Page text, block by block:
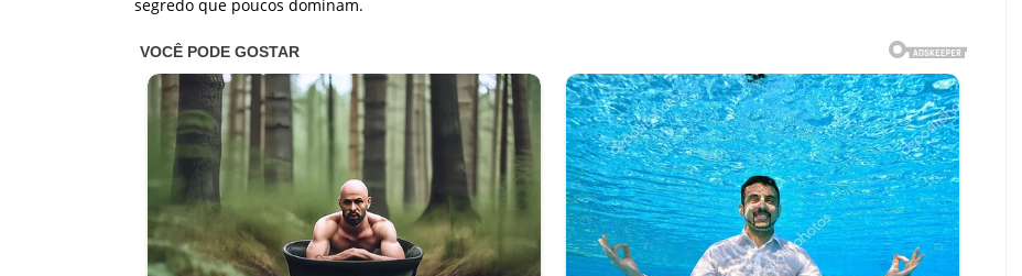
segredo que poucos dominam.